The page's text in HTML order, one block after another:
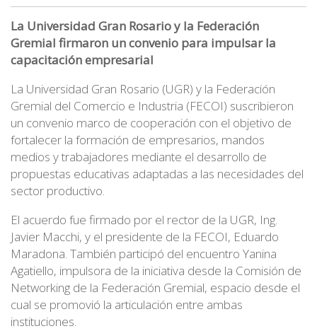
La Universidad Gran Rosario y la Federación
Gremial firmaron un convenio para impulsar la
capacitación empresarial
La Universidad Gran Rosario (UGR) y la Federación
Gremial del Comercio e Industria (FECOI) suscribieron
un convenio marco de cooperación con el objetivo de
fortalecer la formación de empresarios, mandos
medios y trabajadores mediante el desarrollo de
propuestas educativas adaptadas a las necesidades del
sector productivo.
El acuerdo fue firmado por el rector de la UGR, Ing.
Javier Macchi, y el presidente de la FECOI, Eduardo
Maradona. También participó del encuentro Yanina
Agatiello, impulsora de la iniciativa desde la Comisión de
Networking de la Federación Gremial, espacio desde el
cual se promovió la articulación entre ambas
instituciones.